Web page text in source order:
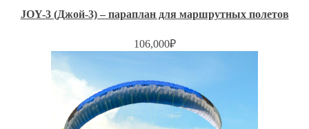
JOY-3 (Джой-3) – параплан для маршрутных полетов
106,000₽